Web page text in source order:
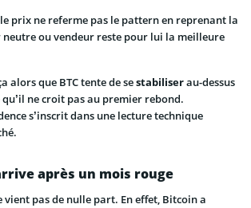
prix ne referme pas le pattern en reprenant la
ou vendeur reste pour lui la meilleure
alors que BTC tente de sestabiliserau-dessus
ne croit pas au premier rebond.
s’inscrit dans une lecture technique
après un mois rouge
vient pas de nulle part. En effet, Bitcoin a